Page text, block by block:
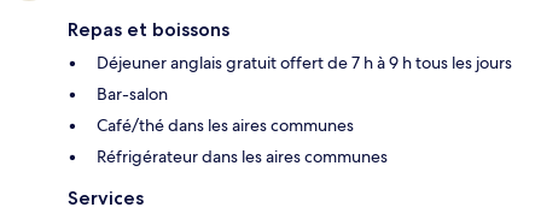
Repas et boissons
Déjeuner anglais gratuit offert de 7 h à 9 h tous les jours
Bar-salon
Café/thé dans les aires communes
Réfrigérateur dans les aires communes
Services